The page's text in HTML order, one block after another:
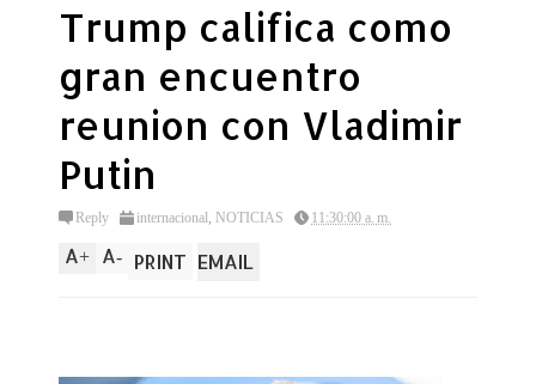
Trump califica como
gran encuentro
reunion con Vladimir
Putin
Reply internacional, NOTICIAS 11:30:00 a. m.
A+ A- PRINT EMAIL